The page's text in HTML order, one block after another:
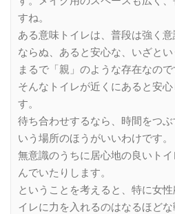
すね。
ある意味トイレは、普段は強く
ならぬ、あると安心な、いざと
まるで「親」のような存在なの
そんなトイレが近くにあると安
す。
待ち合わせするなら、時間をつ
いう場所のほうがいいわけです。
無意識のうちに居心地の良いト
んでいたりします。
ということを考えると、特に女
イレに力を入れるのはなるほどな